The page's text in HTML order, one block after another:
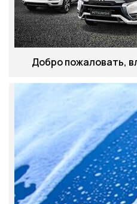
Добро пожаловать,